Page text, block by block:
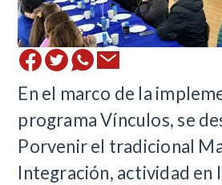
En el marco de la
programa Vínculos, se
Porvenir el tradicional
Integración, actividad en